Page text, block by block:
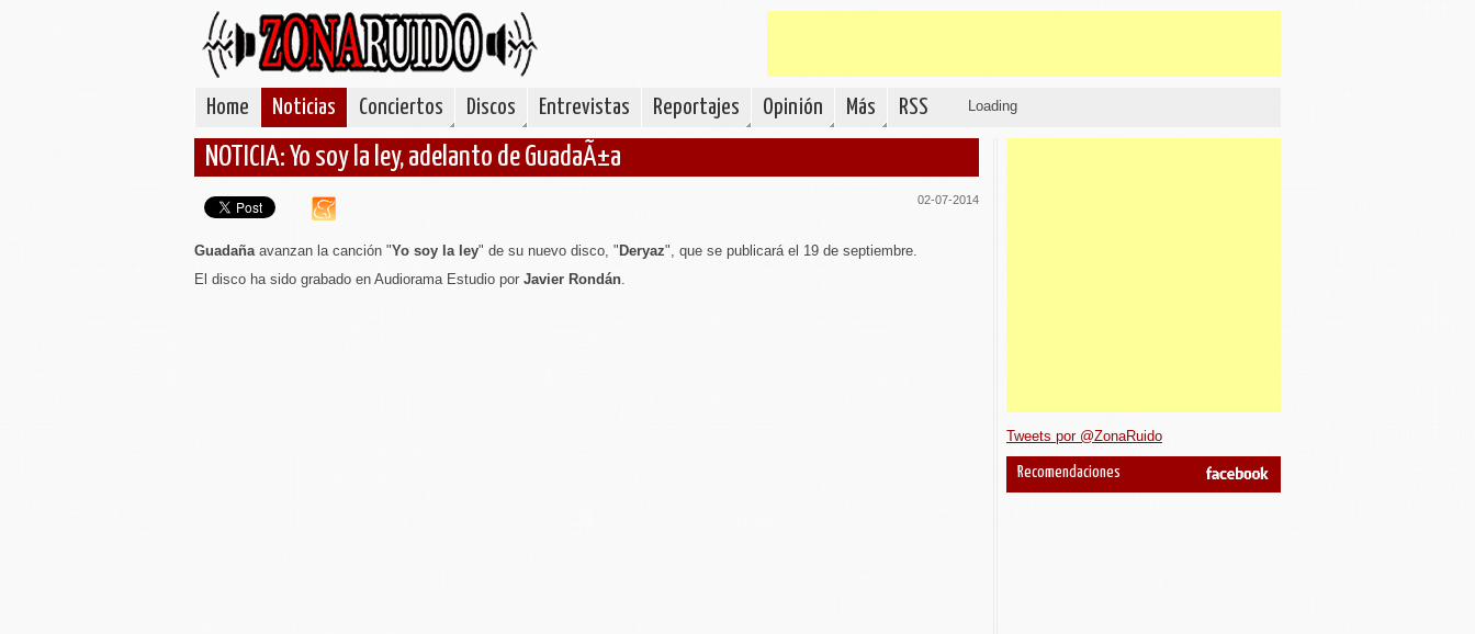
Home Noticias Conciertos Discos Entrevistas Reportajes Opinión Más RSS Loading
NOTICIA: Yo soy la ley, adelanto de GuadaÃ±a
02-07-2014
Guadaña avanzan la canción "Yo soy la ley" de su nuevo disco, " Deryaz", que se publicará el 19 de septiembre.
El disco ha sido grabado en Audiorama Estudio por Javier Rondán.
Tweets por @ZonaRuido
Recomendaciones